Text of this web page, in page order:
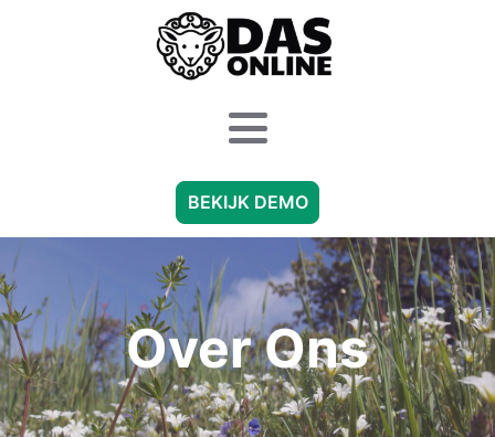
BEKIJK DEMO
Over Ons